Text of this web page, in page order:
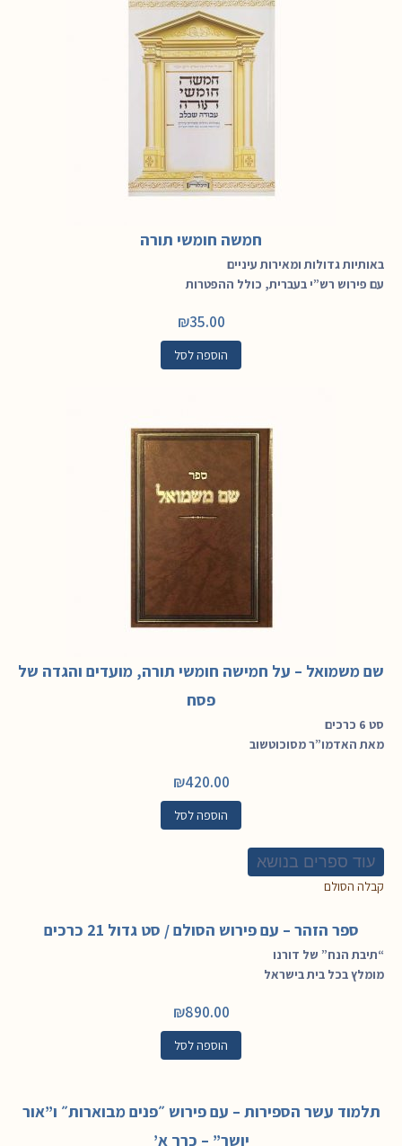
חמשה חומשי תורה
באותיות גדולות ומאירות עיניים
עם פירוש רש”י בעברית, כולל ההפטרות
₪35.00
הוספה לסל
שם משמואל – על חמישה חומשי תורה, מועדים והגדה של
פסח
סט 6 כרכים
מאת האדמו”ר מסוכוטשוב
₪420.00
הוספה לסל
עוד ספרים בנושא
קבלה הסולם
ספר הזהר – עם פירוש הסולם / סט גדול 21 כרכים
“תיבת הנח” של דורנו
מומלץ בכל בית בישראל
₪890.00
הוספה לסל
תלמוד עשר הספירות – עם פירוש ״פנים מבוארות״ ו”אור
יושר” – כרך א’